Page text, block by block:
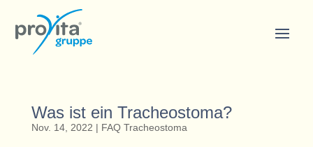
Was ist ein Tracheostoma?
Nov. 14, 2022 | FAQ Tracheostoma